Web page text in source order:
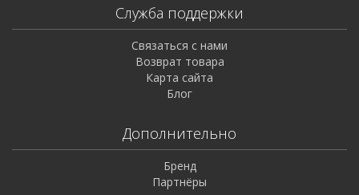
Служба поддержки
Связаться с нами
Возврат товара
Карта сайта
Блог
Дополнительно
Бренд
Партнёры